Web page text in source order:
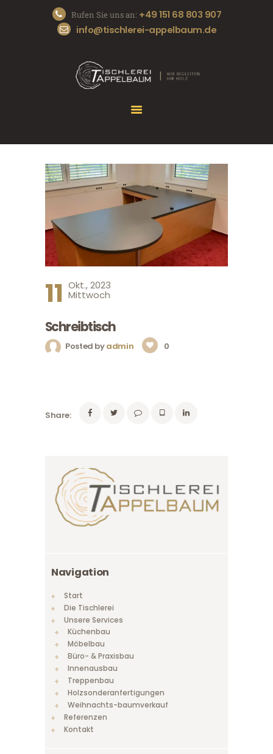
Rufen Sie uns an: +49 151 68 803 907
info@tischlerei-appelbaum.de
START
DIE TISCHLEREI
UNSERE SERVICES
11 Okt., 2023
Mittwoch
Schreibtisch
Posted byadmin 0
Share:
Navigation
Start
Die Tischlerei
Unsere Services
Küchenbau
Möbelbau
Büro- & Praxisbau
Innenausbau
Treppenbau
Holzsonderanfertigungen
Weihnachts-baumverkauf
Referenzen
Kontakt